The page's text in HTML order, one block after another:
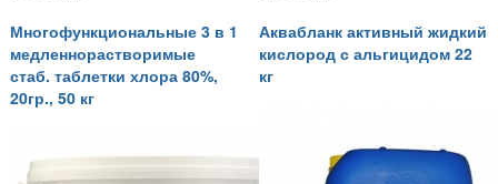
Многофункциональные 3 в 1
медленнорастворимые
стаб. таблетки хлора 80%,
20гр., 50 кг
Аквабланк активный жидкий
кислород с альгицидом 22
кг